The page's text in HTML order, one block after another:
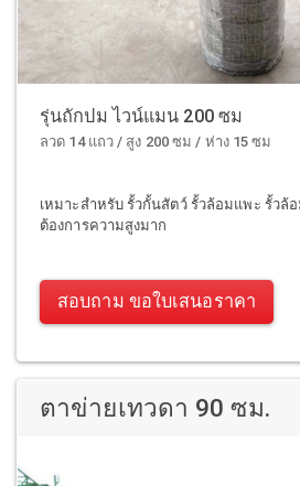
รุ่นถักปม ไวน์แมน 200 ซม
ลวด 14 แถว / สูง 200 ซม / ห่าง 15 ซม
เหมาะสำหรับ รั้วกั้นสัตว์ รั้วล้อมแพะ รั้วล้
ต้องการความสูงมาก
สอบถาม ขอใบเสนอราคา
ตาข่ายเทวดา 90 ซม.